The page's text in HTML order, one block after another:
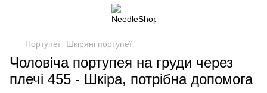
Портупеї Шкіряні портупеї
Чоловіча портупея на груди через
плечі 455 - Шкіра, потрібна допомога